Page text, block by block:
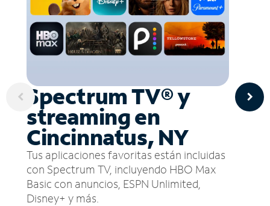
Spectrum TV® y
streaming en
Cincinnatus, NY
Tus aplicaciones favoritas están incluidas
con Spectrum TV, incluyendo HBO Max
Basic con anuncios, ESPN Unlimited,
Disney+ y más.